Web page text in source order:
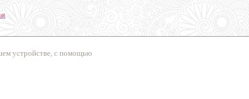
устройстве, с помощью